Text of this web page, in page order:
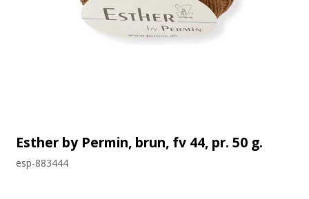
Esther by Permin, brun, fv 44, pr. 50 g.
esp-883444